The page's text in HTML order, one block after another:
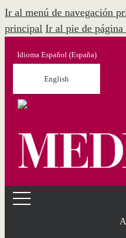
Ir al menú de navegación
principal Ir al pie de
Idioma Español (España)
English